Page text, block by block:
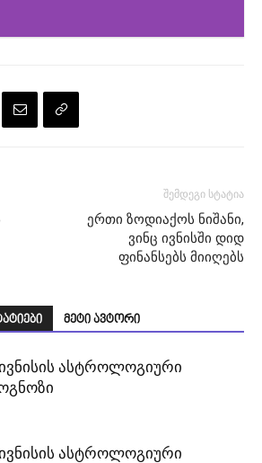
შემდეგი სტატია
ერთი ზოდიაქოს ნიშანი,
ვინც ივნისში დიდ
ფინანსებს მიიღებს
მეტი ავტორი
ასტროლოგიური
ასტროლოგიური